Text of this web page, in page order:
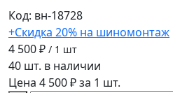
Код: вн-18728
+Скидка 20% на шиномонтаж
4 500 ₽ / 1 шт
40 шт. в наличии
Цена 4 500 ₽ за 1 шт.